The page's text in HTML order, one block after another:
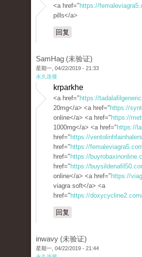
<a href=" https://
pills</a>
回复
SamHag (未验证)
星期一, 04/22/2019 - 21:33
永久连接
krparkhe
<a href=" https://
20mg</a> <a href=" https://
online</a> <a href=" https://
1000mg</a> <a href=" https://
href=" https://
href=" https://
href=" https://
href=" https://
online</a> <a href=" https://
viagra soft</a> <a
href=" https://
回复
inwavy (未验证)
星期一, 04/22/2019 - 21:44